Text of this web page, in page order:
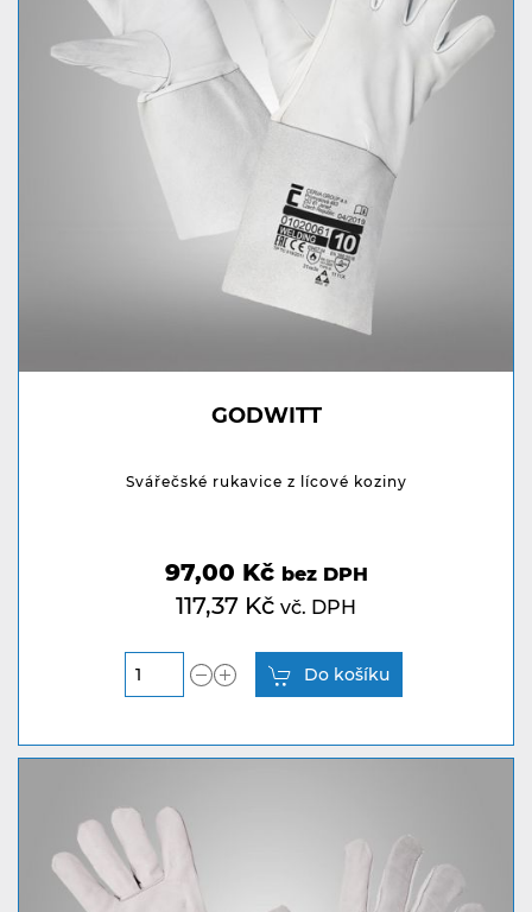
GODWITT
Svářečské rukavice z lícové koziny
97,00 Kč bez DPH
117,37 Kč vč. DPH
Do košíku